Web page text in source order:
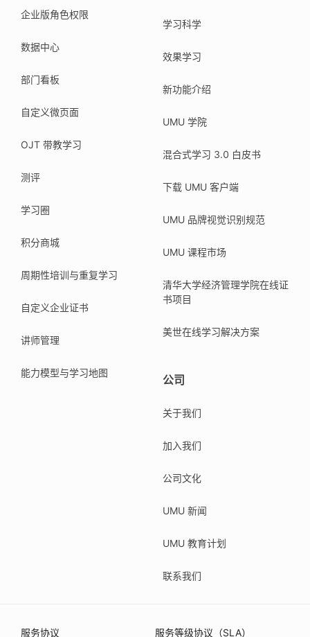
企业版角色权限
数据中心
部门看板
自定义微页面
OJT 带教学习
测评
学习圈
积分商城
周期性培训与重复学习
自定义企业证书
讲师管理
能力模型与学习地图
学习科学
效果学习
新功能介绍
UMU 学院
混合式学习 3.0 白皮书
下载 UMU 客户端
UMU 品牌视觉识别规范
UMU 课程市场
清华大学经济管理学院在线证
书项目
美世在线学习解决方案
公司
关于我们
加入我们
公司文化
UMU 新闻
UMU 教育计划
联系我们
服务协议 服务等级协议（SLA）